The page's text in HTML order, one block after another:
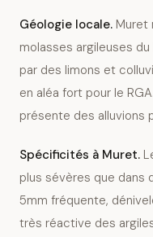
Géologie locale. Muret
molasses argileuses
par des limons et
en aléa fort pour le
présente des alluvions
Spécificités à Muret.
plus sévères que dans
5mm fréquente,
très réactive des